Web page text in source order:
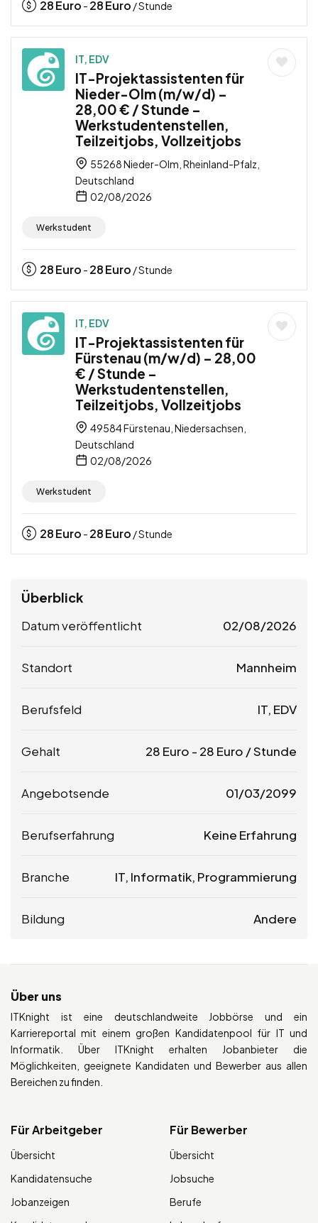
28Euro - 28Euro / Stunde
IT, EDV
IT-Projektassistenten für
Nieder-Olm (m/w/d) –
28,00 € / Stunde –
Werkstudentenstellen,
Teilzeitjobs, Vollzeitjobs
55268 Nieder-Olm, Rheinland-Pfalz,
Deutschland
02/08/2026
Werkstudent
28Euro - 28Euro / Stunde
IT, EDV
IT-Projektassistenten für
Fürstenau (m/w/d) – 28,00
€ / Stunde –
Werkstudentenstellen,
Teilzeitjobs, Vollzeitjobs
49584 Fürstenau, Niedersachsen,
Deutschland
02/08/2026
Werkstudent
28Euro - 28Euro / Stunde
Überblick
Datum veröffentlicht 02/08/2026
Standort Mannheim
Berufsfeld IT, EDV
Gehalt 28 Euro - 28 Euro / Stunde
Angebotsende 01/03/2099
Berufserfahrung Keine Erfahrung
Branche IT, Informatik, Programmierung
Bildung Andere
Über uns
ITKnight ist eine deutschlandweite Jobbörse und ein
Karriereportal mit einem großen Kandidatenpool für IT und
Informatik. Über ITKnight erhalten Jobanbieter die
Möglichkeiten, geeignete Kandidaten und Bewerber aus allen
Bereichen zu finden.
Für Arbeitgeber
Übersicht
Kandidatensuche
Jobanzeigen
Für Bewerber
Übersicht
Jobsuche
Berufe